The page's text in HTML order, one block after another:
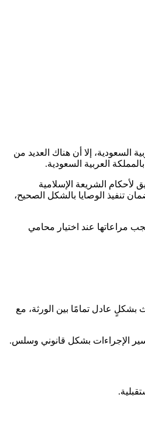
السعودية، إلا أن هناك العديد من
العربية السعودية.
الشريعة الإسلامية
تنفيذ الوصايا بالشكل الصحيح،
مراعاتها عند اختيار محامي
بشكلٍ عادل تمامًا بين الورثة، مع
الإجراءات بشكل قانوني وسلس.